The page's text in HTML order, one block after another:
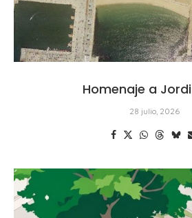
Homenaje a
28 julio, 2026